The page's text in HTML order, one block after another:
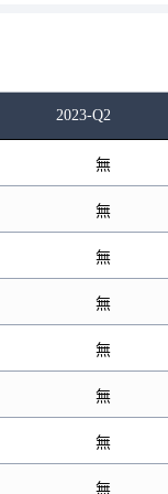
2023-Q2
無
無
無
無
無
無
無
無